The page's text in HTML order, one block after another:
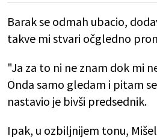
Barak se odmah ubacio,
takve mi stvari očgledno
"Ja za to ni ne znam dok mi
Onda samo gledam i pitam
nastavio je bivši predsednik.
Ipak, u ozbiljnijem tonu,